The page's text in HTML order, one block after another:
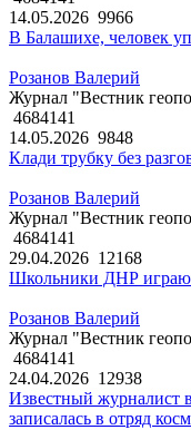
14.05.2026 9966
В Балашихе, человек
Розанов Валерий
Журнал "Вестник
4684141
14.05.2026 9848
Клади трубку без
Розанов Валерий
Журнал "Вестник
4684141
29.04.2026 12168
Школьники ДНР играют
Розанов Валерий
Журнал "Вестник
4684141
24.04.2026 12938
Известный журналист
записалась в отряд